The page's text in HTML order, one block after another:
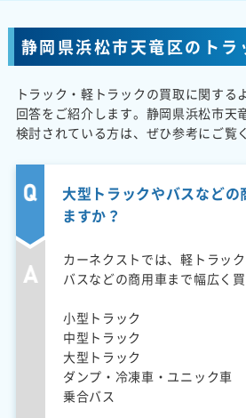
静岡県浜松市天竜区のト
トラック・軽トラックの買取に関する
回答をご紹介します。静岡県浜松市天
検討されている方は、ぜひ参考にご覧
大型トラックやバスなどの
ますか？
カーネクストでは、軽トラッ
バスなどの商用車まで幅広く
小型トラック
中型トラック
大型トラック
ダンプ・冷凍車・ユニック車
乗合バス